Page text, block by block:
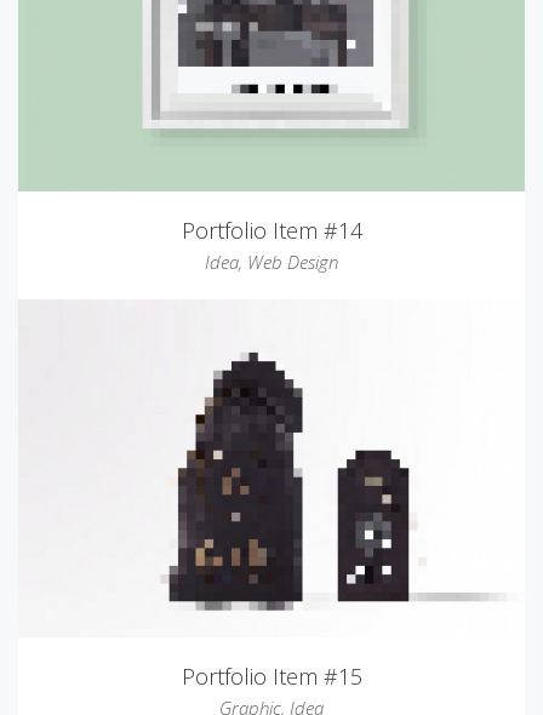
Portfolio Item #14
Idea, Web Design
Portfolio Item #15
Graphic, Idea